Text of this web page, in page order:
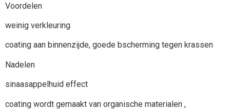
Voordelen
weinig verkleuring
coating aan binnenzijde, goede bscherming tegen krassen
Nadelen
sinaasappelhuid effect
coating wordt gemaakt van organische materialen ,